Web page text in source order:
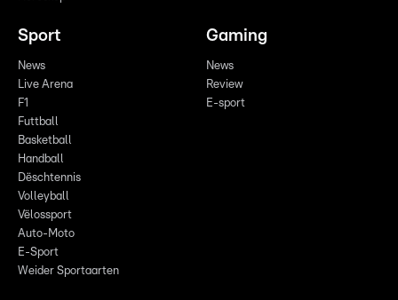
Sport
News
Live Arena
F1
Futtball
Basketball
Handball
Dëschtennis
Volleyball
Vëlossport
Auto-Moto
E-Sport
Weider Sportaarten
Gaming
News
Review
E-sport